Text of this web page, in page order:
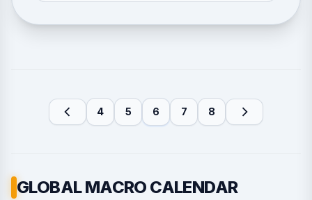
4 5 6 7 8
GLOBAL MACRO CALENDAR